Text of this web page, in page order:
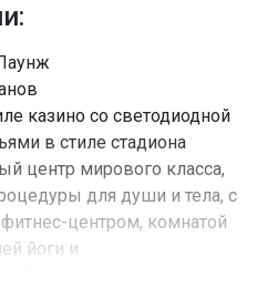
удостоенной наград
Hospitality Group, будут
техники Sub-Zero и
микроволновую
встроенную
современный
встроенное освещение,
встроенную
казино со светодиодной
в стиле стадиона
центр мирового класса,
для души и тела, с
центром, комнатой
йоги и
клуб E11EVEN